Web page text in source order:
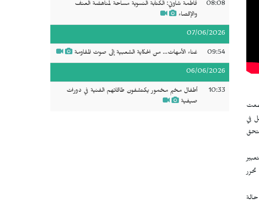
في
08:08
فاطمة شاوتي: الكتابة النسوية مساحة لمناهضة العنف
والإقصاء
07/06/2026
09:54 غناء الأمهات… من الحكاية الشعبية إلى صوت المقاومة
06/06/2026
10:33
أطفال مخيم مخمور يكتشفون طاقاتهم الفنية في دورات
صيفية